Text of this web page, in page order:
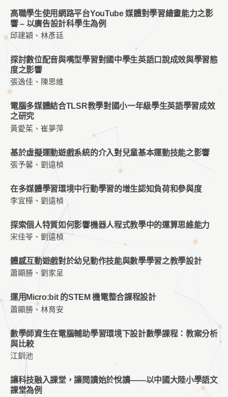
高職學生使用網路平台YouTube 媒體對學習繪畫能力之影
響 – 以廣告設計科學生為例
邱建穎、林彥廷
探討數位配音與嘴型學習對國中學生英語口說成效與學習態
度之影響
張逸佳、陳思維
電腦多媒體結合TLSR教學對國小一年級學生英語學習成效
之研究
黃愛茱、崔夢萍
基於虛擬運動遊戲系統的介入對兒童基本運動技能之影響
張予馨、劉遠楨
在多媒體學習環境中行動學習的增生認知負荷和參與度
李宜樺、劉遠楨
探索個人特質如何影響機器人程式教學中的運算思維能力
宋佳苓、劉遠楨
體感互動遊戲對於幼兒動作技能與數學學習之教學設計
蕭顯勝、劉家呈
運用Micro:bit 的STEM 機電整合課程設計
蕭顯勝、林育安
數學師資生在電腦輔助學習環境下設計數學課程：教案分析
與比較
江釧池
讓科技融⼊課堂，讓閱讀始於悅讀——以中國⼤陸小學語⽂
課堂為例